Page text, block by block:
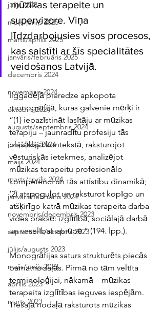
jūlijs 2025
maijs/jūnijs 2025
marts/aprīlis 2025
janvāris/februāris 2025
decembris 2024
novembris 2024
oktobris 2024
augusts/septembris 2024
jūnijs/jūlijs 2024
maijs 2024
marts/aprīlis 2024
janvāris/februāris 2024
novembris/decembris 2023
septembris/oktobris 2023
jūlijs/augusts 2023
maijs/jūnijs 2023
aprīlis 2023
marts 2023
mūzikas terapeite un
supervizore. Viņa
līdzdarbojusies visos procesos,
kas saistīti ar šīs specialitātes
veidošanos Latvijā.
Ilggadējā pieredze apkopota
monogrāfijā, kuras galvenie mērķi ir
“(1) iepazīstināt lasītāju ar mūzikas
terapiju – jaunradītu profesiju tās
plašākajā kontekstā, raksturojot
vēsturiskās ietekmes, analizējot
mūzikas terapeitu profesionālo
kompetenci un tās attīstību dinamikā;
(2) atspoguļot un raksturot kopīgo un
atšķirīgo katrā mūzikas terapeita darba
vides praksē: izglītībā, sociālajā darbā
un veselības aprūpē.” (194. lpp.).
Monogrāfijas saturs strukturēts piecās
pamatnodaļās. Pirmā no tām veltīta
terminoloģijai, nākamā – mūzikas
terapeita izglītības ieguves iespējām.
Trešajā nodaļā raksturots mūzikas